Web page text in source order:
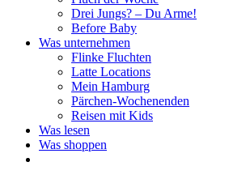
Drei Jungs? – Du Arme!
Before Baby
Was unternehmen
Flinke Fluchten
Latte Locations
Mein Hamburg
Pärchen-Wochenenden
Reisen mit Kids
Was lesen
Was shoppen